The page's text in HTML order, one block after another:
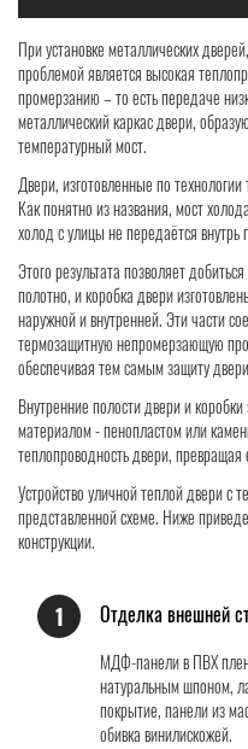
При установке металлических
проблемой является высокая
промерзанию – то есть передаче
металлический каркас двери,
температурный мост.
Двери, изготовленные по
Как понятно из названия, мост
холод с улицы не передаётся
Этого результата позволяет
полотно, и коробка двери
наружной и внутренней. Эти части
термозащитную непромерзающую
обеспечивая тем самым защиту
Внутренние полости двери и
материалом - пенопластом или
теплопроводность двери,
Устройство уличной теплой двери с
представленной схеме. Ниже
конструкции.
1 Отделка внешней
МДФ-панели в ПВХ
натуральным шпоном,
покрытие, панели из
обивка винилискожей.